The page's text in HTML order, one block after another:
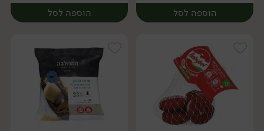
הוספה לסל הוספה לסל